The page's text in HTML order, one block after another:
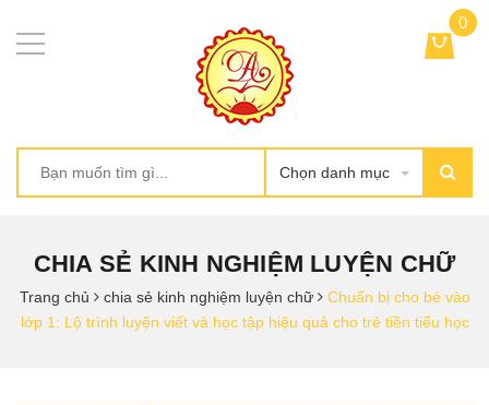
Chọn danh mục
0
CHIA SẺ KINH NGHIỆM LUYỆN CHỮ
Trang chủ chia sẻ kinh nghiệm luyện chữ
Chuẩn bị cho bé vào
lớp 1: Lộ trình luyện viết và học tập hiệu quả cho trẻ tiền tiểu học